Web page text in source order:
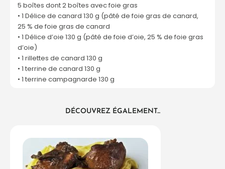
5 boîtes dont 2 boîtes avec foie gras
• 1 Délice de canard 130 g (pâté de foie gras de canard,
25 % de foie gras de canard
• 1 Délice d’oie 130 g (pâté de foie d’oie, 25 % de foie gras
d’oie)
• 1 rillettes de canard 130 g
• 1 terrine de canard 130 g
• 1 terrine campagnarde 130 g
DÉCOUVREZ ÉGALEMENT...